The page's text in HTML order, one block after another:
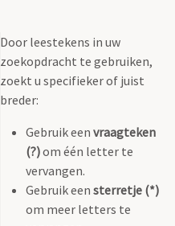
Door leestekens in uw
zoekopdracht te gebruiken,
zoekt u specifieker of juist
breder:
Gebruik een vraagteken
(?)om één letter te
vervangen.
Gebruik een sterretje (*)
om meer letters te